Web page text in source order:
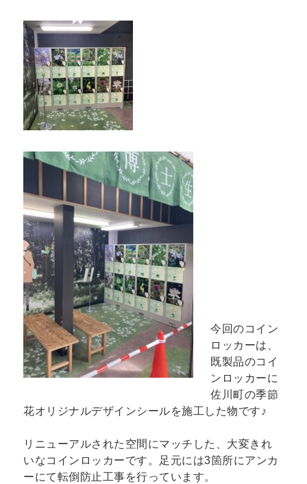
今回のコイン
ロッカーは、
既製品のコイ
ンロッカーに
佐川町の季節
花オリジナルデザインシールを施工した物です♪
リニューアルされた空間にマッチした、大変きれ
いなコインロッカーです。足元には3箇所にアンカ
ーにて転倒防止工事を行っています。